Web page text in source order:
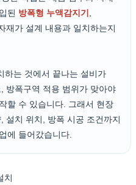
된 방폭형 누액감지기
재가 설계 내용과 일치하는지
하는 것에서 끝나는 설비가
방폭구역 적용 범위가 맞아야
할 수 있습니다. 그래서 현장
설치 위치, 방폭 시공 조건까지
에 들어갔습니다.